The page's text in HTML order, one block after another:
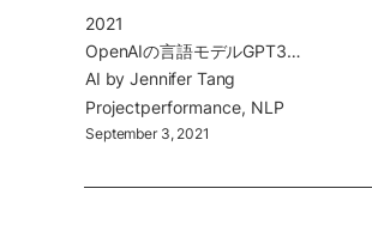
2021
OpenAIの言語モデルGPT3を用いた即興劇。ロンドンの劇場での公演。
AI by Jennifer Tang
Projectperformance NLP
September 3, 2021